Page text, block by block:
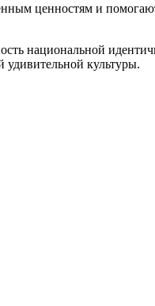
ценностям и
национальной
удивительной культуры.